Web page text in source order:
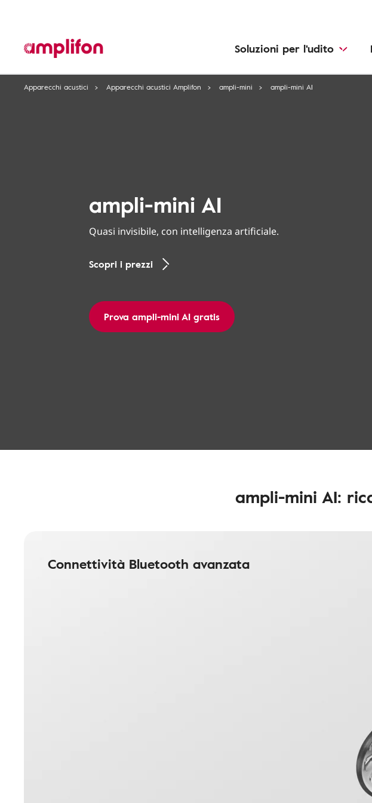
Soluzioni per l'udito
Apparecchi acustici Apparecchi acustici Amplifon ampli-mini ampli-mini AI
ampli-mini AI
Quasi invisibile, con intelligenza artificiale.
Scopri i prezzi
Prova ampli-mini AI gratis
ampli-mini AI:
Connettività Bluetooth avanzata